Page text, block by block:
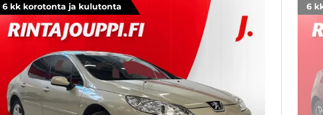
6 kk korotonta ja kulutonta 6